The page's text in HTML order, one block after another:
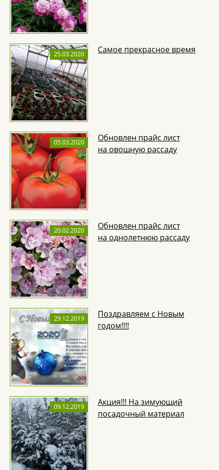
25.03.2020 Самое прекрасное время
05.03.2020
Обновлен прайс лист
на овощную рассаду
20.02.2020
Обновлен прайс лист
на однолетнюю рассаду
29.12.2019
Поздравляем с Новым
годом!!!!
09.12.2019
Акция!!! На зимующий
посадочный материал